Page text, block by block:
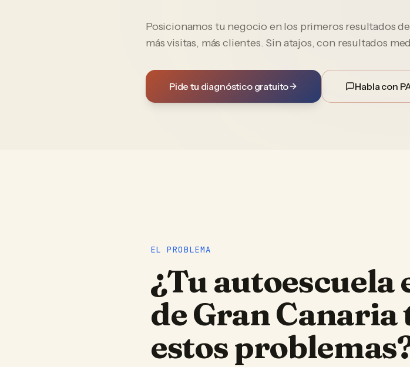
Posicionamos tu negocio en los primeros resultados
más visitas, más clientes. Sin atajos, con resultados
Pide tu diagnóstico gratuito Habla con
EL PROBLEMA
¿Tuautoescuela
de Gran Canaria
estos